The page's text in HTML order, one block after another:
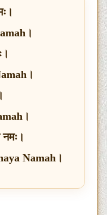
नमः।
Namah।